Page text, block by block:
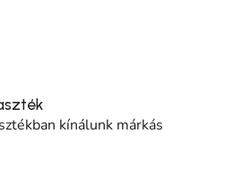
kínálunk márkás